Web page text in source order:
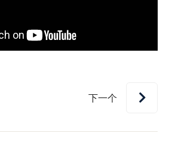
下一个